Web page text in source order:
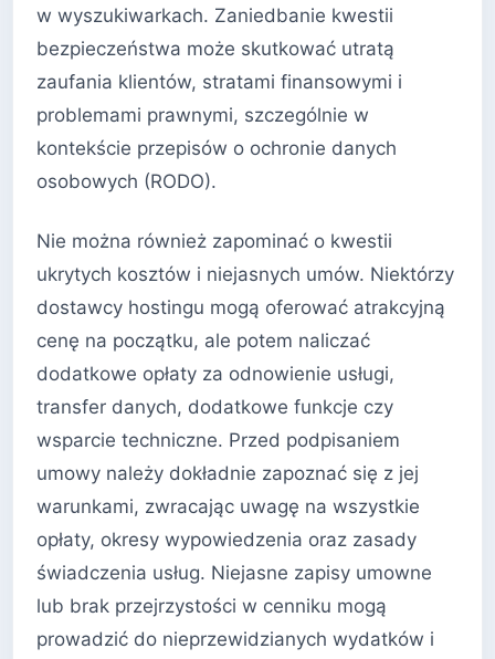
w wyszukiwarkach. Zaniedbanie kwestii
bezpieczeństwa może skutkować utratą
zaufania klientów, stratami finansowymi i
problemami prawnymi, szczególnie w
kontekście przepisów o ochronie danych
osobowych (RODO).
Nie można również zapominać o kwestii
ukrytych kosztów i niejasnych umów. Niektórzy
dostawcy hostingu mogą oferować atrakcyjną
cenę na początku, ale potem naliczać
dodatkowe opłaty za odnowienie usługi,
transfer danych, dodatkowe funkcje czy
wsparcie techniczne. Przed podpisaniem
umowy należy dokładnie zapoznać się z jej
warunkami, zwracając uwagę na wszystkie
opłaty, okresy wypowiedzenia oraz zasady
świadczenia usług. Niejasne zapisy umowne
lub brak przejrzystości w cenniku mogą
prowadzić do nieprzewidzianych wydatków i